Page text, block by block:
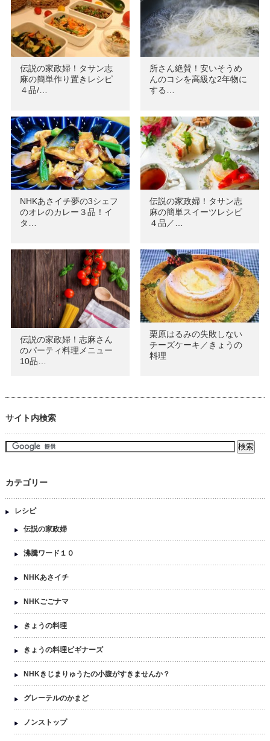
伝説の家政婦！タサン志
麻の簡単作り置きレシピ
４品/…
所さん絶賛！安いそうめ
んのコシを高級な2年物に
する…
NHKあさイチ夢の3シェフ
のオレのカレー３品！イ
タ…
伝説の家政婦！タサン志
麻の簡単スイーツレシピ
４品／…
伝説の家政婦！志麻さん
のパーティ料理メニュー
10品…
栗原はるみの失敗しない
チーズケーキ／きょうの
料理
サイト内検索
カテゴリー
レシピ
伝説の家政婦
沸騰ワード１０
NHKあさイチ
NHKごごナマ
きょうの料理
きょうの料理ビギナーズ
NHKきじまりゅうたの小腹がすきませんか？
グレーテルのかまど
ノンストップ